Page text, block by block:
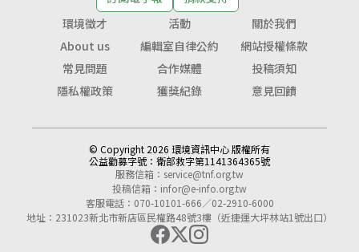
環境徵才
活動
關於我們
About us
編輯室自律公約
網站授權條款
常見問題
合作媒體
投稿須知
隱私權政策
獲獎紀錄 意見回饋
© Copyright 2026 環境資訊中心 版權所有
公益勸募字號： 衛部救字第1141364365號
服務信箱： service@tnf.org.tw
投稿信箱： infor@e-info.org.tw
客服電話：070-10101-666／02-2910-6000
地址：231023新北市新店區民權路48號3樓（近捷運大坪林站1號出口）